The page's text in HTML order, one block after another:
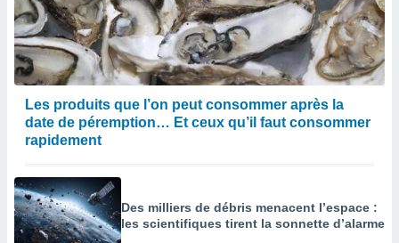
Les produits que l’on peut consommer après la
date de péremption… Et ceux qu’il faut consommer
rapidement
Des milliers de débris menacent l’espace :
les scientifiques tirent la sonnette d’alarme